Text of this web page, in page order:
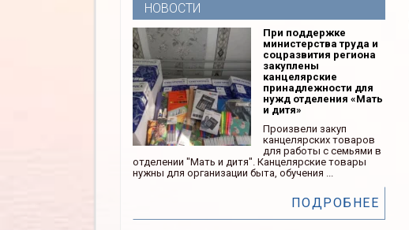
НОВОСТИ
При поддержке
министерства труда и
соцразвития региона
закуплены
канцелярские
принадлежности для
нужд отделения «Мать
и дитя»
Произвели закуп
канцелярских товаров
для работы с семьями в
отделении "Мать и дитя". Канцелярские товары
нужны для организации быта, обучения ...
ПОДРОБНЕЕ